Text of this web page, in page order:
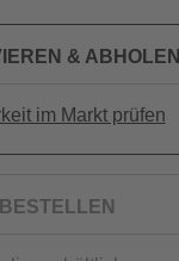
& ABHOLEN
im Markt prüfen